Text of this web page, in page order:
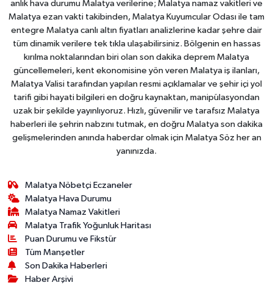
anlık hava durumu Malatya verilerine; Malatya namaz vakitleri ve
Malatya ezan vakti takibinden, Malatya Kuyumcular Odası ile tam
entegre Malatya canlı altın fiyatları analizlerine kadar şehre dair
tüm dinamik verilere tek tıkla ulaşabilirsiniz. Bölgenin en hassas
kırılma noktalarından biri olan son dakika deprem Malatya
güncellemeleri, kent ekonomisine yön veren Malatya iş ilanları,
Malatya Valisi tarafından yapılan resmi açıklamalar ve şehir içi yol
tarifi gibi hayati bilgileri en doğru kaynaktan, manipülasyondan
uzak bir şekilde yayınlıyoruz. Hızlı, güvenilir ve tarafsız Malatya
haberleri ile şehrin nabzını tutmak, en doğru Malatya son dakika
gelişmelerinden anında haberdar olmak için Malatya Söz her an
yanınızda.
Malatya Nöbetçi Eczaneler
Malatya Hava Durumu
Malatya Namaz Vakitleri
Malatya Trafik Yoğunluk Haritası
Puan Durumu ve Fikstür
Tüm Manşetler
Son Dakika Haberleri
Haber Arşivi